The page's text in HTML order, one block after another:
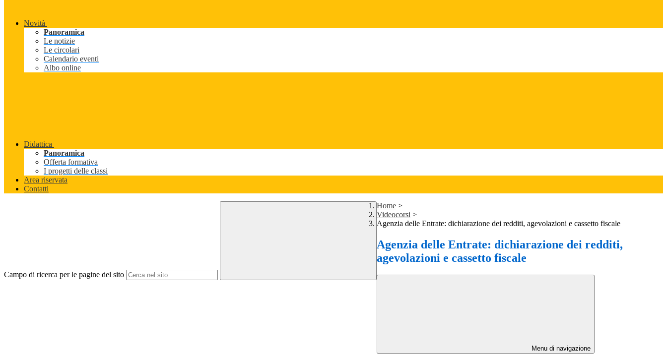
Novità
Panoramica
Le notizie
Le circolari
Calendario eventi
Albo online
Didattica
Panoramica
Offerta formativa
I progetti delle classi
Area riservata
Contatti
Campo di ricerca per le pagine del sito
Home >
Videocorsi >
Agenzia delle Entrate: dichiarazione dei redditi, agevolazioni e cassetto fiscale
Agenzia delle Entrate: dichiarazione dei redditi,
agevolazioni e cassetto fiscale
Menu di navigazione